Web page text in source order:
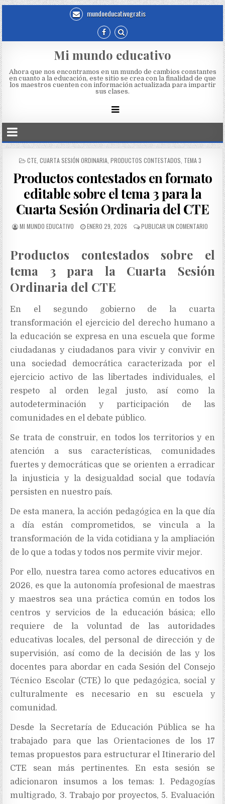
mundoeducativogratis
Mi mundo educativo
Ahora que nos encontramos en un mundo de cambios constantes
en cuanto a la educación, este sitio se crea con la finalidad de que
los maestros cuenten con información actualizada para impartir
sus clases.
CTE, CUARTA SESIÓN ORDINARIA, PRODUCTOS CONTESTADOS TEMA 3
Productos contestados en formato
editable sobre el tema 3 para la
Cuarta Sesión Ordinaria del CTE
MI MUNDO EDUCATIVO ENERO 29, 2026 PUBLICAR UN COMENTARIO
Productos contestados sobre el
tema 3 para la Cuarta Sesión
Ordinaria del CTE
En el segundo gobierno de la cuarta
transformación el ejercicio del derecho humano a
la educación se expresa en una escuela que forme
ciudadanas y ciudadanos para vivir y convivir en
una sociedad democrática caracterizada por el
ejercicio activo de las libertades individuales, el
respeto al orden legal justo, así como la
autodeterminación y participación de las
comunidades en el debate público.
Se trata de construir, en todos los territorios y en
atención a sus características, comunidades
fuertes y democráticas que se orienten a erradicar
la injusticia y la desigualdad social que todavía
persisten en nuestro país.
De esta manera, la acción pedagógica en la que día
a día están comprometidos, se vincula a la
transformación de la vida cotidiana y la ampliación
de lo que a todas y todos nos permite vivir mejor.
Por ello, nuestra tarea como actores educativos en
2026, es que la autonomía profesional de maestras
y maestros sea una práctica común en todos los
centros y servicios de la educación básica; ello
requiere de la voluntad de las autoridades
educativas locales, del personal de dirección y de
supervisión, así como de la decisión de las y los
docentes para abordar en cada Sesión del Consejo
Técnico Escolar (CTE) lo que pedagógica, social y
culturalmente es necesario en su escuela y
comunidad.
Desde la Secretaría de Educación Pública se ha
trabajado para que las Orientaciones de los 17
temas propuestos para estructurar el Itinerario del
CTE sean más pertinentes. En esta sesión se
adicionaron insumos a los temas: 1. Pedagogías
multigrado, 3. Trabajo por proyectos, 5. Evaluación